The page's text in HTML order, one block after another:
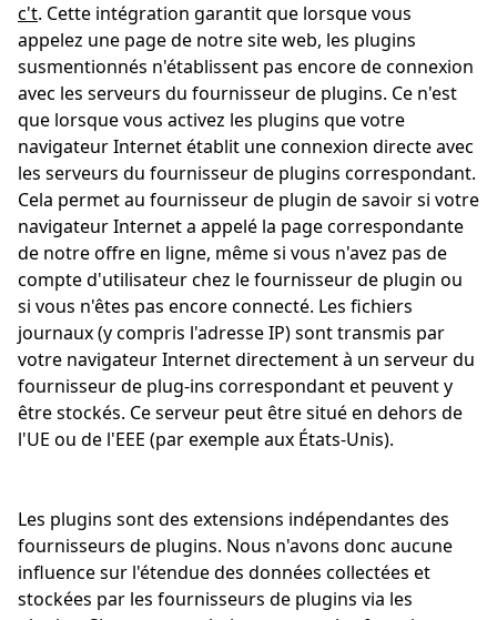
c't. Cette intégration garantit que lorsque vous
appelez une page de notre site web, les plugins
susmentionnés n'établissent pas encore de connexion
avec les serveurs du fournisseur de plugins. Ce n'est
que lorsque vous activez les plugins que votre
navigateur Internet établit une connexion directe avec
les serveurs du fournisseur de plugins correspondant.
Cela permet au fournisseur de plugin de savoir si votre
navigateur Internet a appelé la page correspondante
de notre offre en ligne, même si vous n'avez pas de
compte d'utilisateur chez le fournisseur de plugin ou
si vous n'êtes pas encore connecté. Les fichiers
journaux (y compris l'adresse IP) sont transmis par
votre navigateur Internet directement à un serveur du
fournisseur de plug-ins correspondant et peuvent y
être stockés. Ce serveur peut être situé en dehors de
l'UE ou de l'EEE (par exemple aux États-Unis).
Les plugins sont des extensions indépendantes des
fournisseurs de plugins. Nous n'avons donc aucune
influence sur l'étendue des données collectées et
stockées par les fournisseurs de plugins via les
Prise de contact par chat
Cookies marketing
Google Global Site Tag
Microsoft Advertising Universal
Event Tracking
Facebook Pixel
Survicate